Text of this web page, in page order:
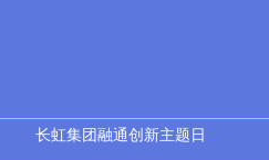
长虹集团融通创新主题日